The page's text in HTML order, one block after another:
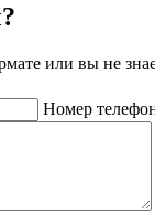
или вы не
Номер